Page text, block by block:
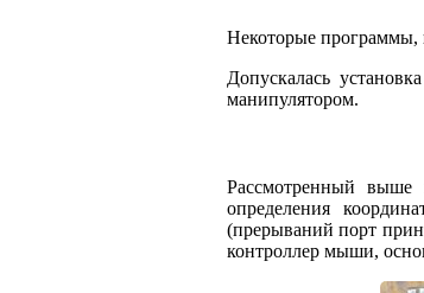
Некоторые программы,
Допускалась
манипулятором.
Рассмотренный выше
определения
(прерываний порт
контроллер мыши,